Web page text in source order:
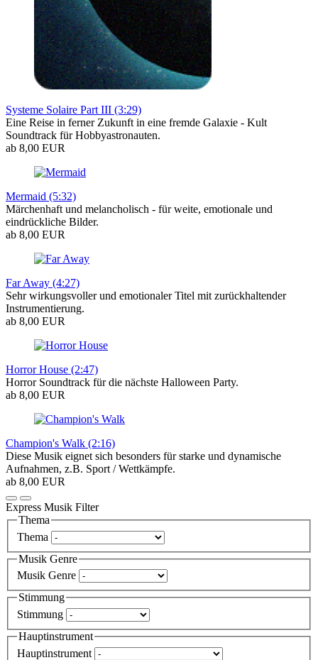
Systeme Solaire Part III (3:29)
Eine Reise in ferner Zukunft in eine fremde Galaxie - Kult
Soundtrack für Hobbyastronauten.
ab 8,00 EUR
Mermaid (5:32)
Märchenhaft und melancholisch - für weite, emotionale und
eindrückliche Bilder.
ab 8,00 EUR
Far Away (4:27)
Sehr wirkungsvoller und emotionaler Titel mit zurückhaltender
Instrumentierung.
ab 8,00 EUR
Horror House (2:47)
Horror Soundtrack für die nächste Halloween Party.
ab 8,00 EUR
Champion's Walk (2:16)
Diese Musik eignet sich besonders für starke und dynamische
Aufnahmen, z.B. Sport / Wettkämpfe.
ab 8,00 EUR
Express Musik Filter
Thema
Thema
Musik Genre
Musik Genre
Stimmung
Stimmung
Hauptinstrument
Hauptinstrument